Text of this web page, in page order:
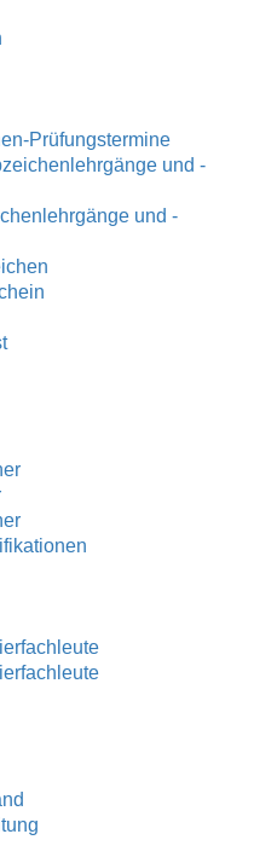
Prüfungstermine
und -
und -